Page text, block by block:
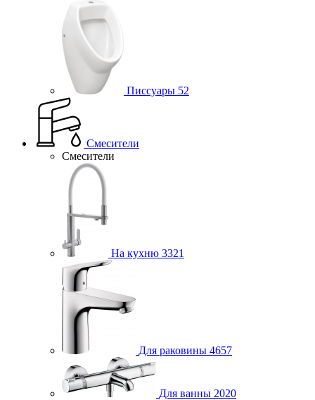
Писсуары 52
Смесители
Смесители
На кухню 3321
Для раковины 4657
Для ванны 2020